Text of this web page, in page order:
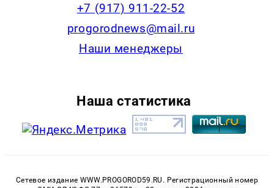
+7 (917) 911-22-52
progorodnews@mail.ru
Наши менеджеры
Наша статистика
Сетевое издание WWW.PROGOROD59.RU. Регистрационный номер